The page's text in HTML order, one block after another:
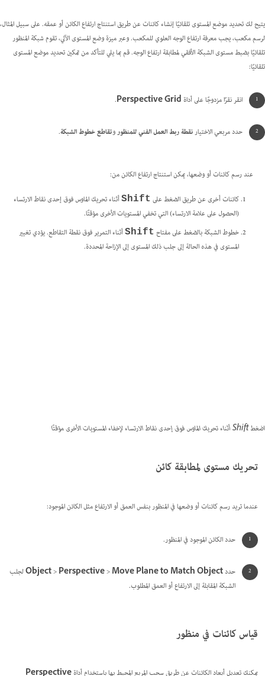
يتيح لك تحديد موضع المستوى تلقائيًا إنشاء كائنات عن طريق استنتاج ارتفاع الكائن أو عمقه. على سبيل المثال،
لرسم مكعب، يجب معرفة ارتفاع الوجه العلوي للمكعب. وعبر ميزة وضع المستوى الآلي، تقوم شبكة المنظور
تلقائيًا بضبط مستوى الشبكة الأفقي لمطابقة ارتفاع الوجه. قم بما يلي للتأكد من تمكين تحديد موضع المستوى
تلقائيًا:
انقر نقرًا مزدوجًا على أداةPerspective Grid
.
حدد مربعي الاختيارنقطة ربط العمل الفني للمنظوروتقاطع خطوط الشبكة.
عند رسم كائنات أو وضعها، يمكن استنتاج ارتفاع الكائن من:
كائنات أخرى عن طريق الضغط على Shiftأثناء تحريك الماوس فوق إحدى نقاط الارتساء
(الحصول على علامة الارتساء) التي تخفي المستويات الأخرى مؤقتًا.
خطوط الشبكة بالضغط على مفتاح Shiftأثناء التمرير فوق نقطة التقاطع. يؤدي تغيير
المستوى في هذه الحالة إلى جلب ذلك المستوى إلى الإزاحة المحددة.
اضغط Shift أثناء تحريك الماوس فوق إحدى نقاط الارتساء لإخفاء المستويات الأخرى مؤقتًا
تحريك مستوى لمطابقة كائن
عندما تريد رسم كائنات أو وضعها في المنظور بنفس العمق أو الارتفاع مثل الكائن الموجود:
حدد الكائن الموجود في المنظور.
حدد Object>Perspective>Move Plane to Match Object
لجلب
الشبكة المقابلة إلى الارتفاع أو العمق المطلوب.
قياس كائنات في منظور